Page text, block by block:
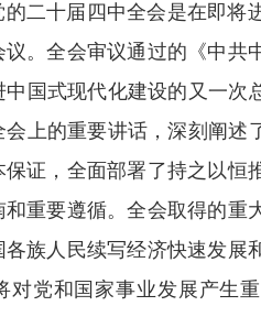
二十届四中全会是在即将
。全会审议通过的《中共
国式现代化建设的又一次
上的重要讲话，深刻阐述
保证，全面部署了持之以
重要遵循。全会取得的重
各族人民续写经济快速发
对党和国家事业发展产生